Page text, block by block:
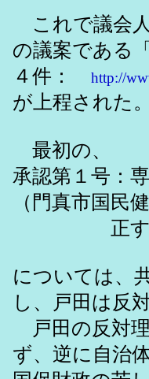
これで議会
の議案である
４件：
http://
が上程された。
最初の、
承認第１号：
（門真市国民
正する条
については、
し、戸田は反
戸田の反対
ず、逆に自治